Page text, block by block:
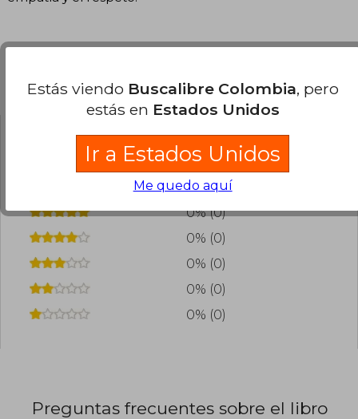
Opiniones del libro
¿Leíste este libro? Inicia sesión para poder
agregar tu propia evaluación.
0% (0)
0% (0)
0% (0)
0% (0)
0% (0)
Preguntas frecuentes sobre el libro
Estás viendo Buscalibre Colombia, pero
estás en Estados Unidos
Ir a Estados Unidos
Me quedo aquí